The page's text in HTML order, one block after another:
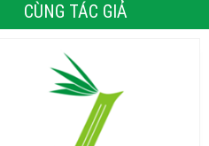
CÙNG TÁC GIẢ